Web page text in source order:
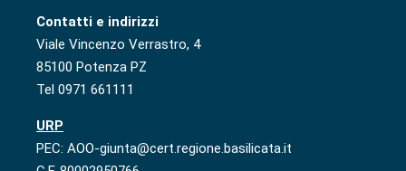
Contatti e indirizzi
Viale Vincenzo Verrastro, 4
85100 Potenza PZ
Tel 0971 661111
URP
PEC: AOO-giunta@cert.regione.basilicata.it